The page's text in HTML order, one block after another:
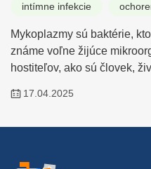
intímne infekcie
Mykoplazmy sú baktérie,
známe voľne žijúce
hostiteľov, ako sú človek,
17.04.2025